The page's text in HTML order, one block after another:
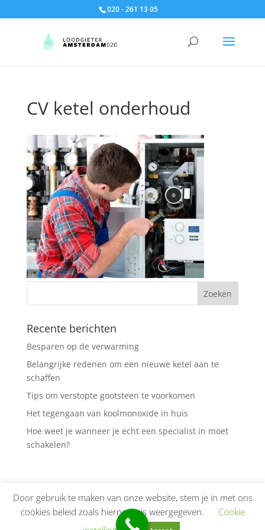
020 - 261 13 05
CV ketel onderhoud
Recente berichten
Besparen op de verwarming
Belangrijke redenen om een nieuwe ketel aan te
schaffen
Tips om verstopte gootsteen te voorkomen
Het tegengaan van koolmonoxide in huis
Hoe weet je wanneer je echt een specialist in moet
schakelen?
Elegant Themes| Ondersteund
Door gebruik te maken van onze website, stem je in met ons
cookies beleid zoals hiernaast is weergegeven.
Cookie